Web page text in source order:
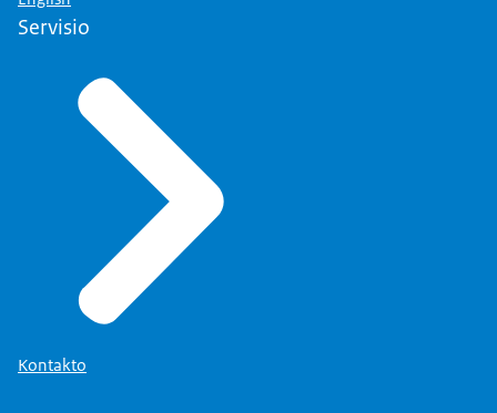
Servisio
Kontakto